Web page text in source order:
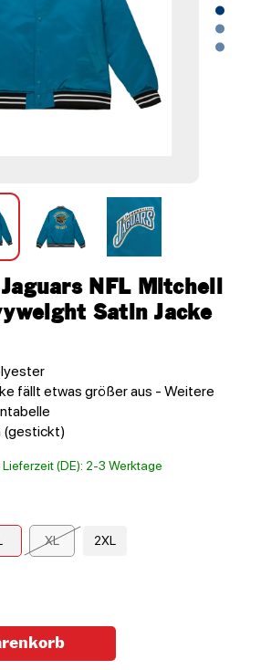
NFL Mitchell
Satin Jacke
fällt etwas größer aus - Weitere
(gestickt)
(DE): 2-3 Werktage
XL 2XL